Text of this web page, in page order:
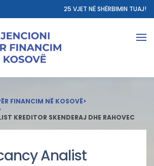
25 VJET NË SHËRBIMIN TUAJ!
FINANCIM NË KOSOVË>
KREDITOR SKENDERAJ DHE RAHOVEC
Analist